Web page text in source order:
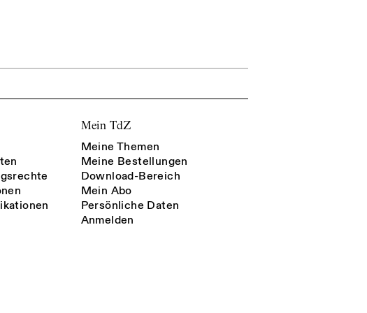
Mein TdZ
Meine Themen
Meine Bestellungen
Download-Bereich
Mein Abo
Persönliche Daten
Anmelden